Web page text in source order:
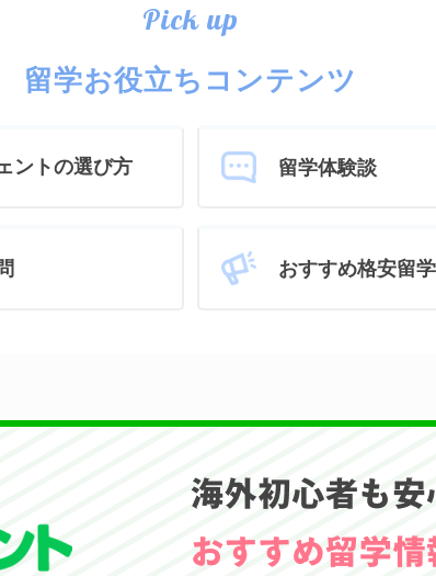
Pick up
留学お役立ちコンテンツ
ントの選び方 留学体験談
おすすめ格安留学